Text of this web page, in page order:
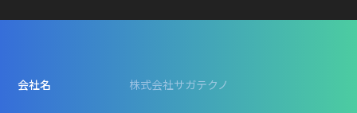
会社名 株式会社サガテクノ